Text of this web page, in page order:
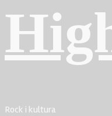
Rock i kultura